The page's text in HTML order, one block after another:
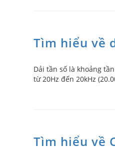
Tìm hiểu về
Dải tần số là khoảng
từ 20Hz đến 20kHz
Tìm hiểu về